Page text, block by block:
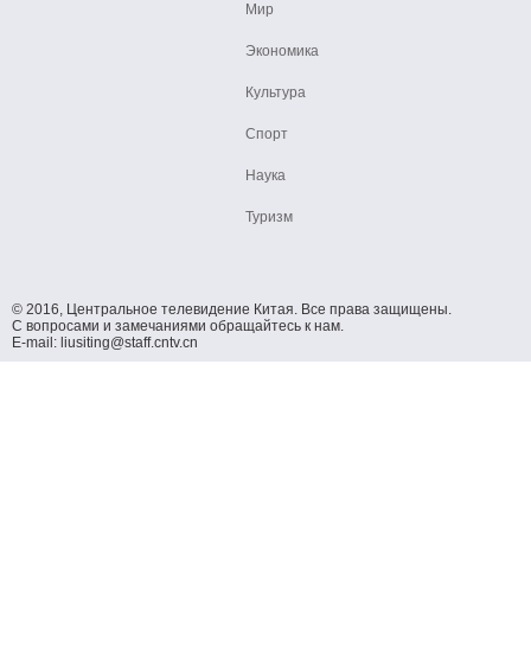
Мир
Экономика
Культура
Спорт
Наука
Туризм
© 2016, Центральное телевидение Китая. Все права защищены.
С вопросами и замечаниями обращайтесь к нам.
E-mail: liusiting@staff.cntv.cn